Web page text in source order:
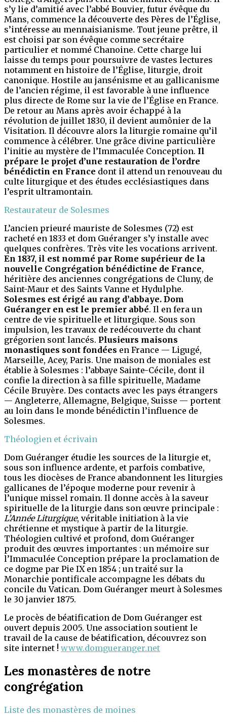
s’y lie d’amitié avec l’abbé Bouvier, futur évêque du
Mans, commence la découverte des Pères de l’Église,
s’intéresse au mennaisianisme. Tout jeune prêtre, il
est choisi par son évêque comme secrétaire
particulier et nommé Chanoine. Cette charge lui
laisse du temps pour poursuivre de vastes lectures
notamment en histoire de l’Église, liturgie, droit
canonique. Hostile au jansénisme et au gallicanisme
de l’ancien régime, il est favorable à une influence
plus directe de Rome sur la vie de l’Église en France.
De retour au Mans après avoir échappé à la
révolution de juillet 1830, il devient aumônier de la
Visitation. Il découvre alors la liturgie romaine qu’il
commence à célébrer. Une grâce divine particulière
l’initie au mystère de l’Immaculée Conception. Il
prépare le projet d’une restauration de l’ordre
bénédictin en France dont il attend un renouveau du
culte liturgique et des études ecclésiastiques dans
l’esprit ultramontain.
Restaurateur de Solesmes
L’ancien prieuré mauriste de Solesmes (72) est
racheté en 1833 et dom Guéranger s’y installe avec
quelques confrères. Très vite les vocations arrivent.
En 1837, il est nommé par Rome supérieur de la
nouvelle Congrégation bénédictine de France,
héritière des anciennes congrégations de Cluny, de
Saint-Maur et des Saints Vanne et Hydulphe.
Solesmes est érigé au rang d’abbaye. Dom
Guéranger en est le premier abbé. Il en fera un
centre de vie spirituelle et liturgique. Sous son
impulsion, les travaux de redécouverte du chant
grégorien sont lancés. Plusieurs maisons
monastiques sont fondées en France — Ligugé,
Marseille, Acey, Paris. Une maison de moniales est
établie à Solesmes : l’abbaye Sainte-Cécile, dont il
confie la direction à sa fille spirituelle, Madame
Cécile Bruyère. Des contacts avec les pays étrangers
— Angleterre, Allemagne, Belgique, Suisse — portent
au loin dans le monde bénédictin l’influence de
Solesmes.
Théologien et écrivain
Dom Guéranger étudie les sources de la liturgie et,
sous son influence ardente, et parfois combative,
tous les diocèses de France abandonnent les liturgies
gallicanes de l’époque moderne pour revenir à
l’unique missel romain. Il donne accès à la saveur
spirituelle de la liturgie dans son œuvre principale :
L’Année Liturgique, véritable initiation à la vie
chrétienne et mystique à partir de la liturgie.
Théologien cultivé et profond, dom Guéranger
produit des œuvres importantes : un mémoire sur
l’Immaculée Conception prépare la proclamation de
ce dogme par Pie IX en 1854 ; un traité sur la
Monarchie pontificale accompagne les débats du
concile du Vatican. Dom Guéranger meurt à Solesmes
le 30 janvier 1875.
Le procès de béatification de Dom Guéranger est
ouvert depuis 2005. Une association soutient le
travail de la cause de béatification, découvrez son
site internet ! www.domgueranger.net
Les monastères de notre
congrégation​
Liste des monastères de moines